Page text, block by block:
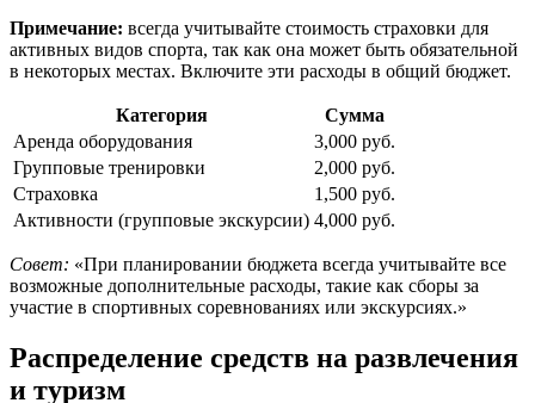
Примечание: всегда учитывайте стоимость страховки для
активных видов спорта, так как она может быть обязательной
в некоторых местах. Включите эти расходы в общий бюджет.
Категория
Сумма
Аренда оборудования
3,000 руб.
Групповые тренировки
2,000 руб.
Страховка
1,500 руб.
Активности (групповые экскурсии) 4,000 руб.
Совет: «При планировании бюджета всегда учитывайте все
возможные дополнительные расходы, такие как сборы за
участие в спортивных соревнованиях или экскурсиях.»
Распределение средств на развлечения
и туризм